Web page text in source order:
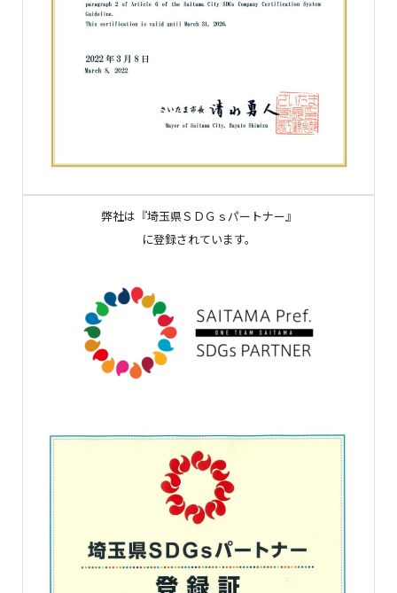
弊社は『埼玉県ＳＤＧｓパートナー』
に登録されています。